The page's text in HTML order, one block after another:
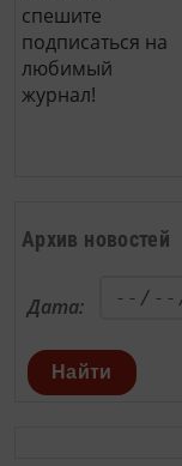
Архив новостей
Дата:
Найти